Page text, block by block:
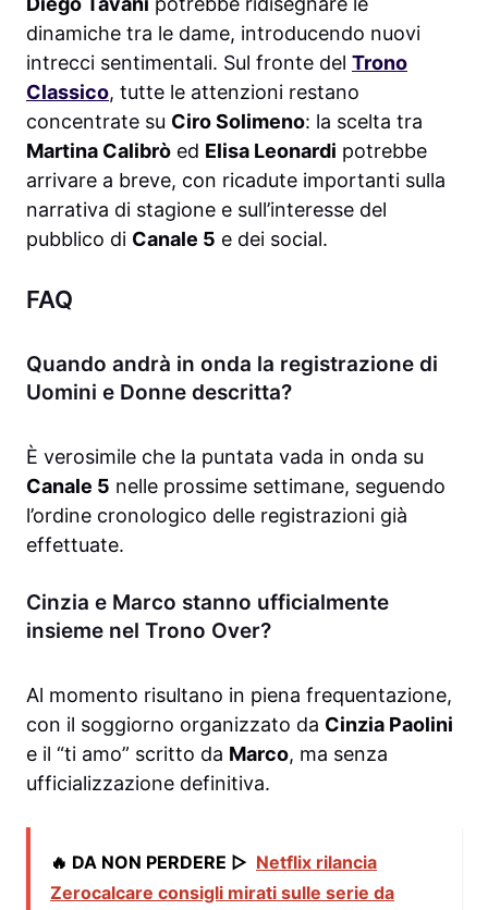
dinamiche tra le dame, introducendo nuovi
intrecci sentimentali. Sul fronte del Trono
Classico, tutte le attenzioni restano
concentrate su Ciro Solimeno: la scelta tra
Martina Calibrò ed Elisa Leonardi potrebbe
arrivare a breve, con ricadute importanti sulla
narrativa di stagione e sull’interesse del
pubblico di Canale 5 e dei social.
FAQ
Quando andrà in onda la registrazione di
Uomini e Donne descritta?
È verosimile che la puntata vada in onda su
Canale 5 nelle prossime settimane, seguendo
l’ordine cronologico delle registrazioni già
effettuate.
Cinzia e Marco stanno ufficialmente
insieme nel Trono Over?
Al momento risultano in piena frequentazione,
con il soggiorno organizzato da Cinzia Paolini
e il “ti amo” scritto da Marco, ma senza
ufficializzazione definitiva.
🔥 DA NON PERDERE ▷ Netflix rilancia
Zerocalcare consigli mirati sulle serie da